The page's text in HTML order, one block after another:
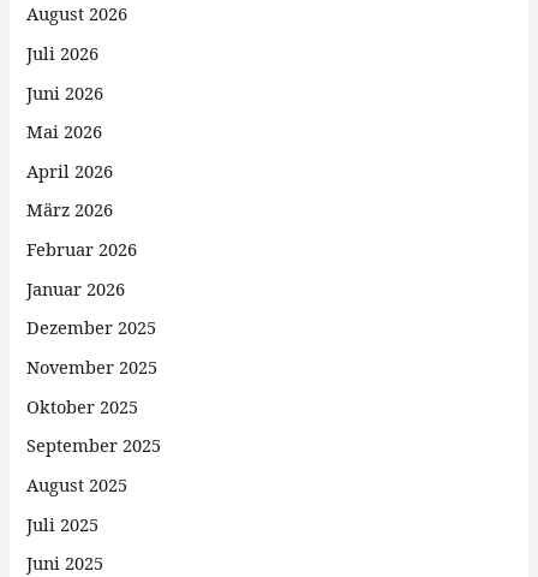
August 2026
Juli 2026
Juni 2026
Mai 2026
April 2026
März 2026
Februar 2026
Januar 2026
Dezember 2025
November 2025
Oktober 2025
September 2025
August 2025
Juli 2025
Juni 2025